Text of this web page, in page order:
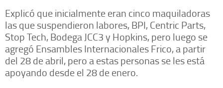
Explicó que inicialmente eran cinco maquiladoras
las que suspendieron labores, BPI, Centric Parts,
Stop Tech, Bodega JCC3 y Hopkins, pero luego se
agregó Ensambles Internacionales Frico, a partir
del 28 de abril, pero a estas personas se les está
apoyando desde el 28 de enero.